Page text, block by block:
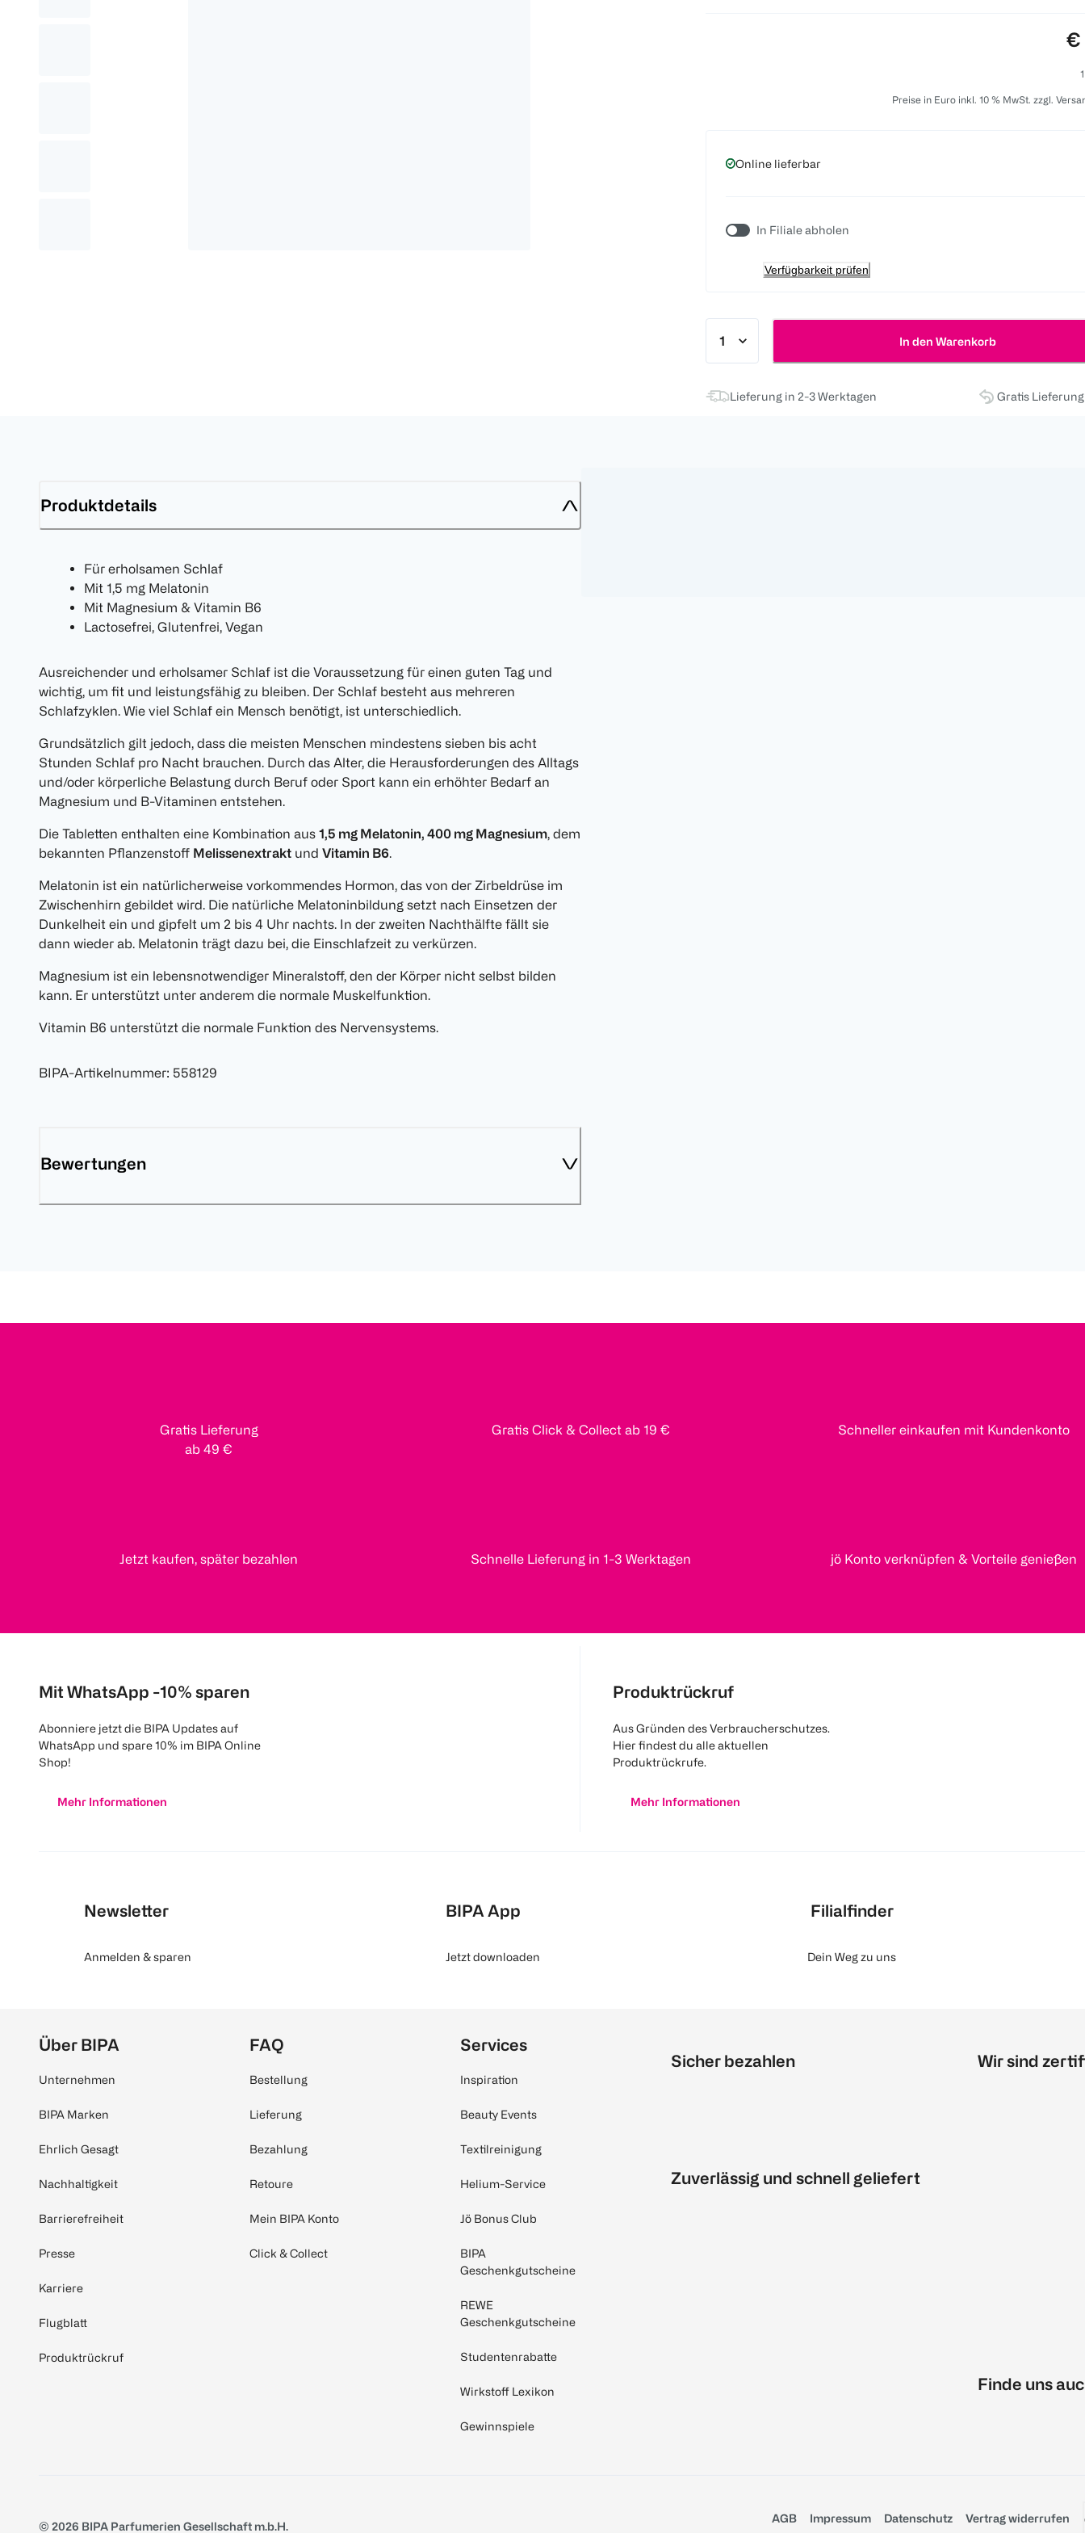
€
Preise in Euro inkl. 10 % MwSt. zzgl.
Online lieferbar
In Filiale abholen
Verfügbarkeit prüfen
In den Warenkorb
Lieferung in 2-3 Werktagen Gratis
Produktdetails
Für erholsamen Schlaf
Mit 1,5 mg Melatonin
Mit Magnesium & Vitamin B6
Lactosefrei, Glutenfrei, Vegan
Ausreichender und erholsamer Schlaf ist die Voraussetzung für einen guten Tag und
wichtig, um fit und leistungsfähig zu bleiben. Der Schlaf besteht aus mehreren
Schlafzyklen. Wie viel Schlaf ein Mensch benötigt, ist unterschiedlich.
Grundsätzlich gilt jedoch, dass die meisten Menschen mindestens sieben bis acht
Stunden Schlaf pro Nacht brauchen. Durch das Alter, die Herausforderungen des Alltags
und/oder körperliche Belastung durch Beruf oder Sport kann ein erhöhter Bedarf an
Magnesium und B-Vitaminen entstehen.
Die Tabletten enthalten eine Kombination aus 1,5 mg Melatonin, 400 mg Magnesium, dem
bekannten Pflanzenstoff Melissenextrakt und Vitamin B6.
Melatonin ist ein natürlicherweise vorkommendes Hormon, das von der Zirbeldrüse im
Zwischenhirn gebildet wird. Die natürliche Melatoninbildung setzt nach Einsetzen der
Dunkelheit ein und gipfelt um 2 bis 4 Uhr nachts. In der zweiten Nachthälfte fällt sie
dann wieder ab. Melatonin trägt dazu bei, die Einschlafzeit zu verkürzen.
Magnesium ist ein lebensnotwendiger Mineralstoff, den der Körper nicht selbst bilden
kann. Er unterstützt unter anderem die normale Muskelfunktion.
Vitamin B6 unterstützt die normale Funktion des Nervensystems.
BIPA-Artikelnummer: 558129
Bewertungen
Gratis Lieferung
ab 49 €
Gratis Click & Collect ab 19 € Schneller einkaufen mit Kundenkonto
Jetzt kaufen, später bezahlen Schnelle Lieferung in 1-3 Werktagen jö Konto verknüpfen & Vorteile genießen
Mit WhatsApp -10% sparen
Abonniere jetzt die BIPA Updates auf
WhatsApp und spare 10% im BIPA Online
Shop!
Mehr Informationen
Produktrückruf
Aus Gründen des Verbraucherschutzes.
Hier findest du alle aktuellen
Produktrückrufe.
Mehr Informationen
Newsletter
Anmelden & sparen
BIPA App
Jetzt downloaden
Filialfinder
Dein Weg zu uns
Über BIPA
Unternehmen
BIPA Marken
Ehrlich Gesagt
Nachhaltigkeit
Barrierefreiheit
Presse
Karriere
Flugblatt
Produktrückruf
FAQ
Bestellung
Lieferung
Bezahlung
Retoure
Mein BIPA Konto
Click & Collect
Services
Inspiration
Beauty Events
Textilreinigung
Helium-Service
Jö Bonus Club
BIPA
Geschenkgutscheine
REWE
Geschenkgutscheine
Studentenrabatte
Wirkstoff Lexikon
Gewinnspiele
Sicher bezahlen
Zuverlässig und schnell geliefert
Wir sind
Finde uns
© 2026 BIPA Parfumerien Gesellschaft m.b.H.
AGB Impressum Datenschutz Vertrag widerrufen